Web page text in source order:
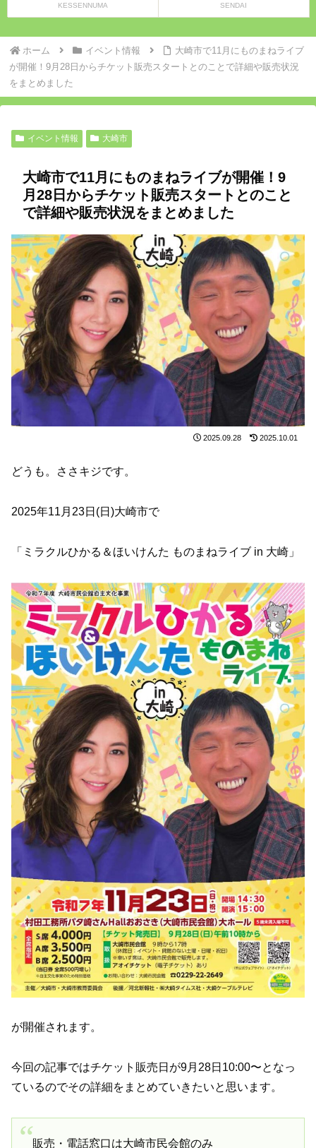
KESSENNUMA SENDAI
ホーム イベント情報
大崎市で11月にものまねライブ
が開催！9月28日からチケット販売スタートとのことで詳細や販売状況
をまとめました
イベント情報 大崎市
大崎市で11月にものまねライブが開催！9
月28日からチケット販売スタートとのこと
で詳細や販売状況をまとめました
2025.09.28 2025.10.01
どうも。ささキジです。
2025年11月23日(日)大崎市で
「ミラクルひかる＆ほいけんた ものまねライブ in 大崎」
が開催されます。
今回の記事ではチケット販売日が9月28日10:00〜となっ
ているのでその詳細をまとめていきたいと思います。
販売・電話窓口は大崎市民会館のみ